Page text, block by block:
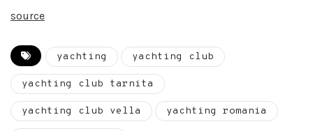
source
yachting yachting club
yachting club tarnita
yachting club vella yachting romania